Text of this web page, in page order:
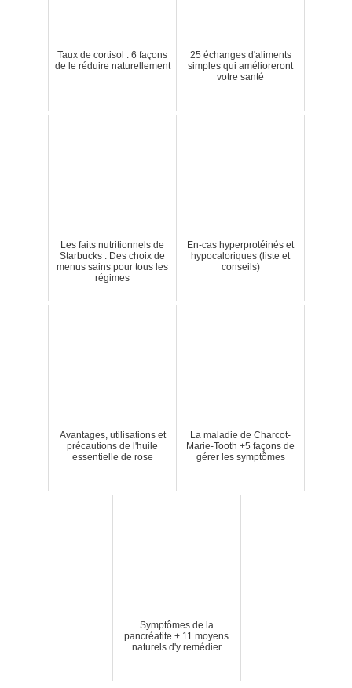
Taux de cortisol : 6 façons
de le réduire naturellement
25 échanges d'aliments
simples qui amélioreront
votre santé
Les faits nutritionnels de
Starbucks : Des choix de
menus sains pour tous les
régimes
En-cas hyperprotéinés et
hypocaloriques (liste et
conseils)
Avantages, utilisations et
précautions de l'huile
essentielle de rose
La maladie de Charcot-
Marie-Tooth +5 façons de
gérer les symptômes
Symptômes de la
pancréatite + 11 moyens
naturels d'y remédier